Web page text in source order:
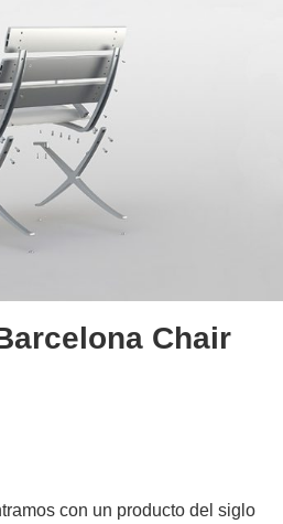
Chair
con un producto del siglo